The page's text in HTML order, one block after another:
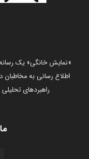
«نمایش خانگی» یک
اطلاع رسانی به مخاطبان
راهبردهای